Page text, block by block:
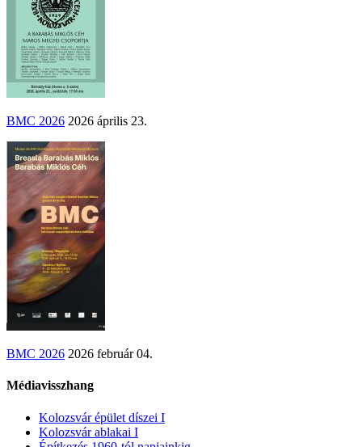
BMC 2026 2026 április 23.
BMC 2026 2026 február 04.
Médiavisszhang
Kolozsvár épület díszei I
Kolozsvár ablakai I